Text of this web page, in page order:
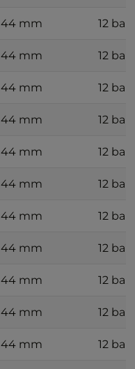
44 mm 12 bar
44 mm 12 bar
44 mm 12 bar
44 mm 12 bar
44 mm 12 bar
44 mm 12 bar
44 mm 12 bar
44 mm 12 bar
44 mm 12 bar
44 mm 12 bar
44 mm 12 bar